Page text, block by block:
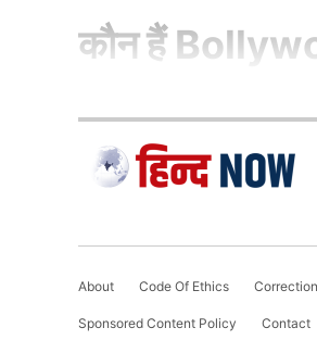
PREETI BAISLA
Preeti Baisla is a content
Preeti baisla
कौन हैं
1.दीपिका
फिल्मों में ‘कॉकटेल’, ‘छपाक’,
About Code Of Ethics
Sponsored Content Policy Contact